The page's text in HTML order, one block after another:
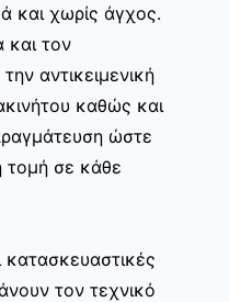
και χωρίς άγχος.
και τον
αντικειμενική
καθώς και
ώστε
τομή σε κάθε
τον τεχνικό